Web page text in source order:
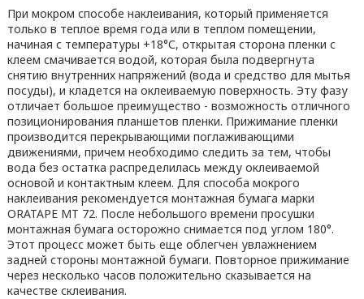
При мокром способе наклеивания, который применяется
только в теплое время года или в теплом помещении,
начиная с температуры +18°С, открытая сторона пленки с
клеем смачивается водой, которая была подвергнута
снятию внутренних напряжений (вода и средство для мытья
посуды), и кладется на оклеиваемую поверхность. Эту фазу
отличает большое преимущество - возможность отличного
позиционирования планшетов пленки. Прижимание пленки
производится перекрывающими поглаживающими
движениями, причем необходимо следить за тем, чтобы
вода без остатка распределилась между оклеиваемой
основой и контактным клеем. Для способа мокрого
наклеивания рекомендуется монтажная бумага марки
ORATAPE MT 72. После небольшого времени просушки
монтажная бумага осторожно снимается под углом 180°.
Этот процесс может быть еще облегчен увлажнением
задней стороны монтажной бумаги. Повторное прижимание
через несколько часов положительно сказывается на
качестве склеивания.